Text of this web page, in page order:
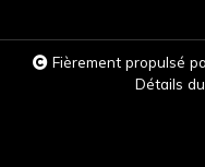
Fièrement propulsé
Détails